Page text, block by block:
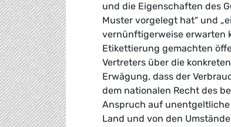
und die Eigenschaften des
Muster vorgelegt hat“ und
vernünftigerweise erwarten
Etikettierung gemachten
Vertreters über die
Erwägung, dass der
dem nationalen Recht des
Anspruch auf
Land und von den